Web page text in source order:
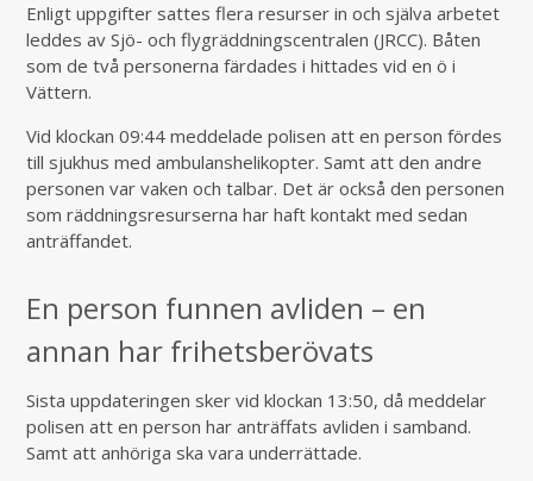
Enligt uppgifter sattes flera resurser in och själva arbetet
leddes av Sjö- och flygräddningscentralen (JRCC). Båten
som de två personerna färdades i hittades vid en ö i
Vättern.
Vid klockan 09:44 meddelade polisen att en person fördes
till sjukhus med ambulanshelikopter. Samt att den andre
personen var vaken och talbar. Det är också den personen
som räddningsresurserna har haft kontakt med sedan
anträffandet.
En person funnen avliden – en
annan har frihetsberövats
Sista uppdateringen sker vid klockan 13:50, då meddelar
polisen att en person har anträffats avliden i samband.
Samt att anhöriga ska vara underrättade.